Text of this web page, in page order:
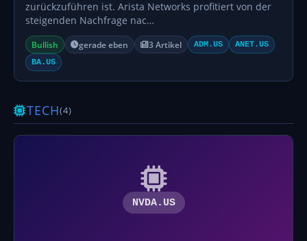
zurückzuführen ist. Arista Networks profitiert von der
steigenden Nachfrage nac…
Bullish gerade eben 3 Artikel ADM.US
ANET.US
BA.US
TECH(4)
NVDA.US